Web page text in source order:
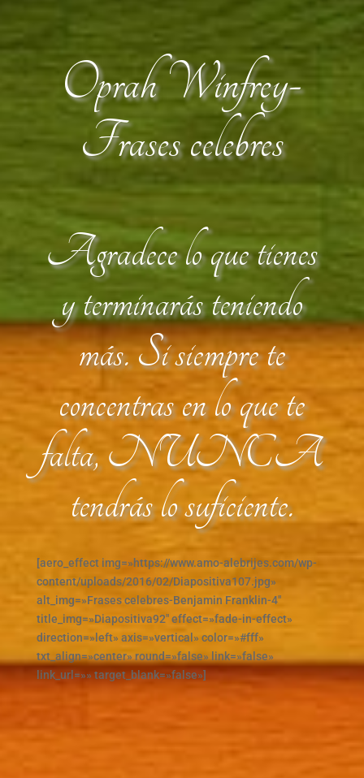
Oprah Winfrey-
Frases celebres
Agradece lo que tienes
y terminarás teniendo
más. Si siempre te
concentras en lo que te
falta, NUNCA
tendrás lo suficiente.
[aero_effect img=»https://www.amo-alebrijes.com/wp-
content/uploads/2016/02/Diapositiva107.jpg»
alt_img=»Frases celebres-Benjamin Franklin-4″
title_img=»Diapositiva92″ effect=»fade-in-effect»
direction=»left» axis=»vertical» color=»#fff»
txt_align=»center» round=»false» link=»false»
link_url=»» target_blank=»false»]